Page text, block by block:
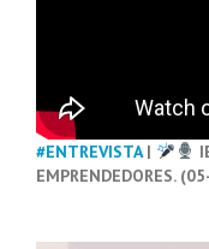
#ENTREVISTA|
EMPRENDEDORES.